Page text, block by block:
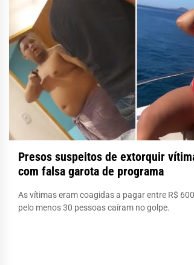
Presos suspeitos de extorquir
com falsa garota de programa
As vítimas eram coagidas a pagar entre R$
pelo menos 30 pessoas caíram no golpe.